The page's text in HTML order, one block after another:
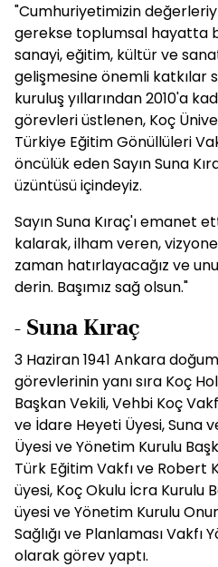
"Cumhuriyetimizin
gerekse toplumsal hayatta
sanayi, eğitim, kültür ve
gelişmesine önemli katkılar
kuruluş yıllarından 2010'a
görevleri üstlenen, Koç
Türkiye Eğitim Gönüllüleri
öncülük eden Sayın Suna
üzüntüsü içindeyiz.
Sayın Suna Kıraç'ı emanet
kalarak, ilham veren,
zaman hatırlayacağız ve
derin. Başımız sağ olsun."
- Suna Kıraç
3 Haziran 1941 Ankara
görevlerinin yanı sıra Koç
Başkan Vekili, Vehbi Koç
ve İdare Heyeti Üyesi, Suna
Üyesi ve Yönetim Kurulu
Türk Eğitim Vakfı ve Robert
üyesi, Koç Okulu İcra Kurulu
üyesi ve Yönetim Kurulu
Sağlığı ve Planlaması Vakfı
olarak görev yaptı.